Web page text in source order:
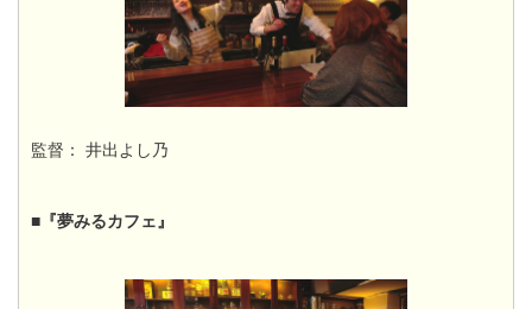
監督： 井出よし乃
■『夢みるカフェ』